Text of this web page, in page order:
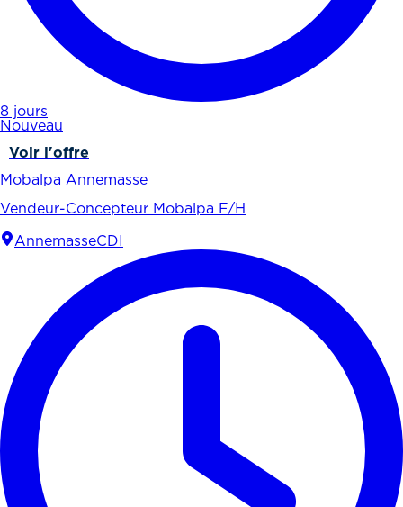
8 jours
Nouveau
Voir l'offre
Mobalpa Annemasse
Vendeur-Concepteur Mobalpa F/H
AnnemasseCDI